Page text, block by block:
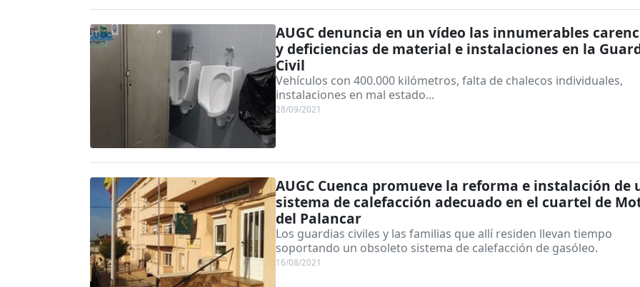
AUGC denuncia en un vídeo las innumerables
y deficiencias de material e instalaciones en la
Civil
Vehículos con 400.000 kilómetros, falta de chalecos individuales,
instalaciones en mal estado...
28/09/2021
AUGC Cuenca promueve la reforma e instalación de
sistema de calefacción adecuado en el cuartel de
del Palancar
Los guardias civiles y las familias que allí residen llevan tiempo
soportando un obsoleto sistema de calefacción de gasóleo.
16/08/2021